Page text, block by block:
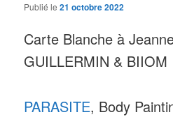
Publié le21 octobre 2022
Carte Blanche à
GUILLERMIN & BIIOM
PARASITE, Body